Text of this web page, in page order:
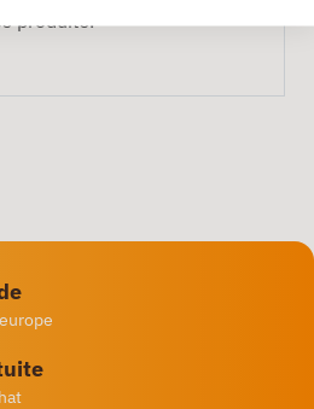
produits.